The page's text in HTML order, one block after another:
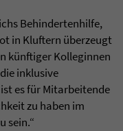
Behindertenhilfe,
in Kluftern überzeugt
künftiger Kolleginnen
inklusive
es für Mitarbeitende
zu haben im
sein.“